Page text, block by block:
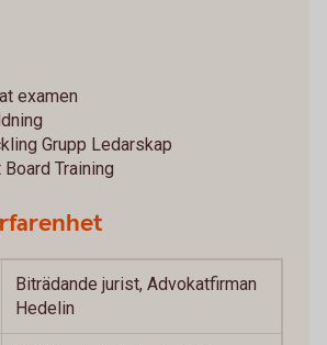
examen
Grupp Ledarskap
Training
Biträdande jurist, Advokatfirman
Hedelin